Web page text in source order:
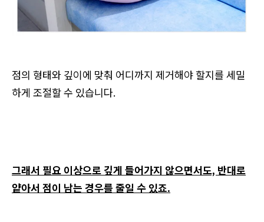
점의 형태와 깊이에 맞춰 어디까지 제거해야 할지를 세밀
하게 조절할 수 있습니다.
그래서 필요 이상으로 깊게 들어가지 않으면서도, 반대로
얕아서 점이 남는 경우를 줄일 수 있죠.